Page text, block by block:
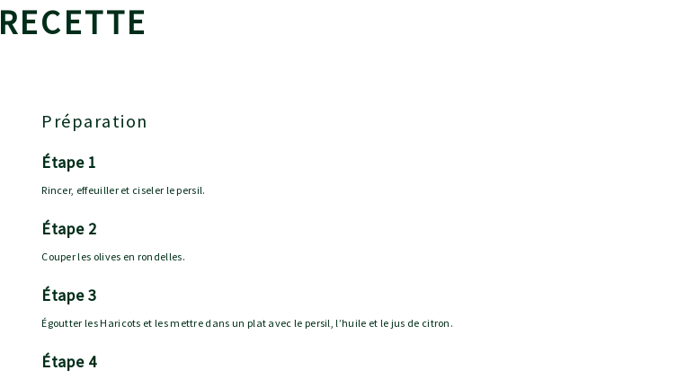
RECETTE
Préparation
étape 1
Rincer, effeuiller et ciseler le persil.
étape 2
Couper les olives en rondelles.
étape 3
Égoutter les Haricots et les mettre dans un plat avec le persil, l’huile et le jus de citron.
étape 4